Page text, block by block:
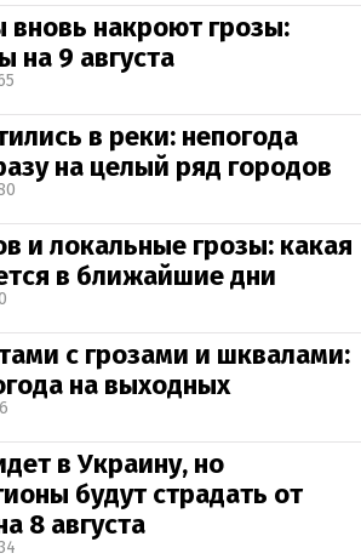
вновь накроют грозы:
на 9 августа
в реки: непогода
на целый ряд городов
и локальные грозы: какая
в ближайшие дни
с грозами и шквалами:
на выходных
в Украину, но
будут страдать от
8 августа